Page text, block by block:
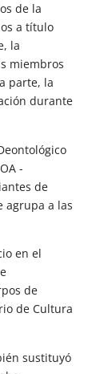
de la
a título
la
miembros
parte, la
durante
-
de
agrupa a las
en el
de
de Cultura
sustituyó